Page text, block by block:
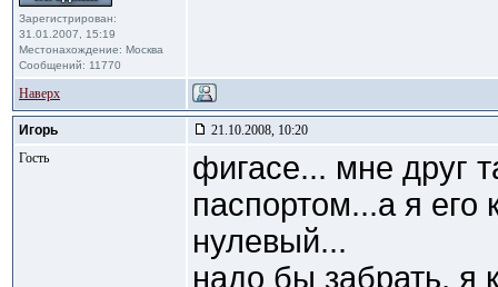
Зарегистрирован:
31.01.2007, 15:19
Местонахождение: Москва
Сообщений: 11770
Наверх
Игорь
21.10.2008, 10:20
Гость
фигасе... мне друг
паспортом...а я его
нулевый...
надо бы забрать, я